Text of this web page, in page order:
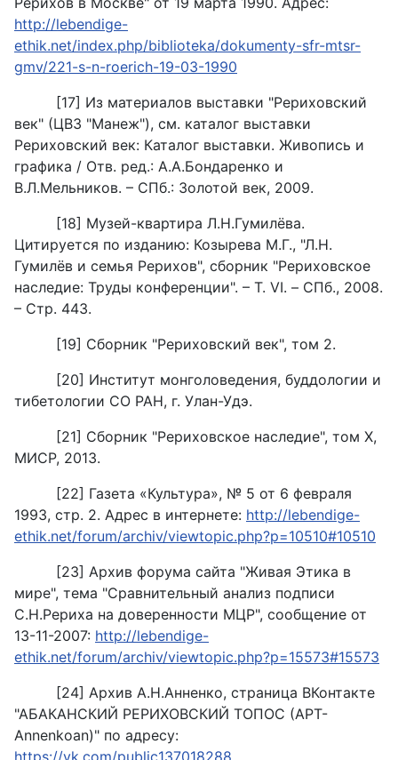
http://lebendige-
ethik.net/index.php/biblioteka/dokumenty-sfr-mtsr-
gmv/221-s-n-roerich-19-03-1990
[17] Из материалов выставки "Рериховский
век" (ЦВЗ "Манеж"), см. каталог выставки
Рериховский век: Каталог выставки. Живопись и
графика / Отв. ред.: А.А.Бондаренко и
В.Л.Мельников. – СПб.: Золотой век, 2009.
[18] Музей-квартира Л.Н.Гумилёва.
Цитируется по изданию: Козырева М.Г., "Л.Н.
Гумилёв и семья Рерихов", сборник "Рериховское
наследие: Труды конференции". – Т. VI. – СПб., 2008.
– Стр. 443.
[19] Сборник "Рериховский век", том 2.
[20] Институт монголоведения, буддологии и
тибетологии СО РАН, г. Улан-Удэ.
[21] Сборник "Рериховское наследие", том X,
МИСР, 2013.
[22] Газета «Культура», № 5 от 6 февраля
1993, стр. 2. Адрес в интернете: http://lebendige-
ethik.net/forum/archiv/viewtopic.php?p=10510#10510
[23] Архив форума сайта "Живая Этика в
мире", тема "Сравнительный анализ подписи
С.Н.Рериха на доверенности МЦР", сообщение от
13-11-2007: http://lebendige-
ethik.net/forum/archiv/viewtopic.php?p=15573#15573
[24] Архив А.Н.Анненко, страница ВКонтакте
"АБАКАНСКИЙ РЕРИХОВСКИЙ ТОПОС (АРТ-
Annenkoan)" по адресу:
https://vk.com/public137018288